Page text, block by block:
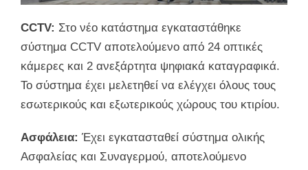
CCTV: Στο νέο κατάστημα εγκαταστάθηκε
σύστημα CCTV αποτελούμενο από 24 οπτικές
κάμερες και 2 ανεξάρτητα ψηφιακά καταγραφικά.
Το σύστημα έχει μελετηθεί να ελέγχει όλους τους
εσωτερικούς και εξωτερικούς χώρους του κτιρίου.
Ασφάλεια: Έχει εγκατασταθεί σύστημα ολικής
Ασφαλείας και Συναγερμού, αποτελούμενο